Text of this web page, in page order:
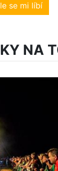
se mi líbí
NA